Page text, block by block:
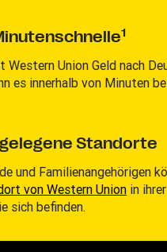
1
Western Union Geld nach
es innerhalb von Minuten
Standorte
und Familienangehörigen
von Western Union in
sich befinden.